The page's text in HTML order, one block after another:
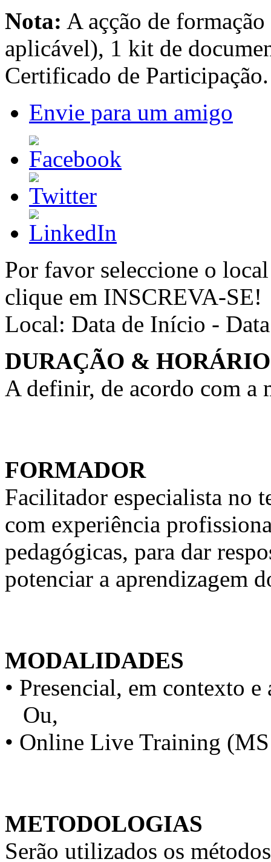
Nota: A açção de
aplicável), 1 kit de
Certificado de Participação.
Envie para um amigo
Por favor seleccione o
clique em INSCREVA-SE!
Local: Data de Início -
DURAÇÃO & HORÁRIO
A definir, de acordo com a
FORMADOR
Facilitador especialista no
com experiência
pedagógicas, para dar
potenciar a aprendizagem
MODALIDADES
• Presencial, em contexto
Ou,
• Online Live Training
METODOLOGIAS
Serão utilizados os